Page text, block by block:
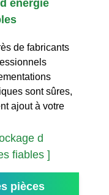
énergie
de fabricants
sont sûres,
ajout à votre
d
fiables ]
pièces